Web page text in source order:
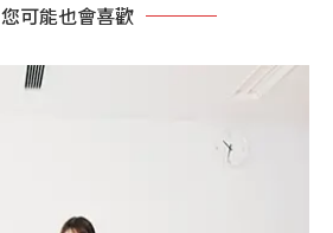
您可能也會喜歡